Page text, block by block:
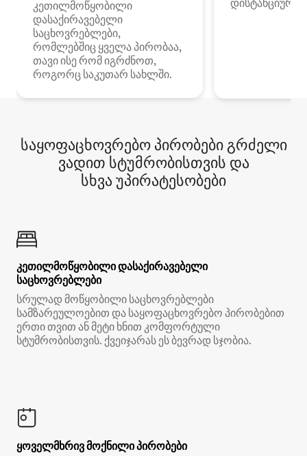
კეთილმოწყობილი
დასაქირავებელი
საცხოვრებლები,
რომლებშიც ყველა პირობაა,
თავი ისე რომ იგრძნოთ,
როგორც საკუთარ სახლში.
დისტანციური
საყოფაცხოვრებო პირობები გრძელი
ვადით სტუმრობისთვის და
სხვა უპირატესობები
კეთილმოწყობილი დასაქირავებელი
საცხოვრებლები
სრულად მოწყობილი საცხოვრებლები
სამზარეულოებით და საყოფაცხოვრებო პირობებით
ერთი თვით ან მეტი ხნით კომფორტული
სტუმრობისთვის. ქვეიჯარას ეს ბევრად სჯობია.
ყოველმხრივ მოქნილი პირობები